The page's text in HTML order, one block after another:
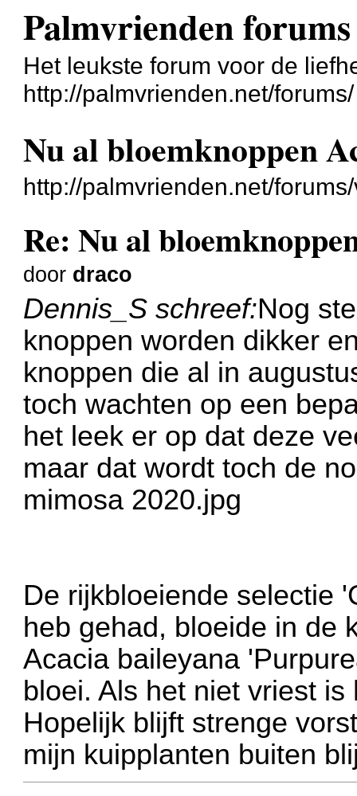
Palmvrienden forums
Het leukste forum voor de
http://palmvrienden.net/forums/
Nu al bloemknoppen
http://palmvrienden.net/
Re: Nu al
door draco
Dennis_S schreef:Nog
knoppen worden dikker
knoppen die al in
toch wachten op een
het leek er op dat deze
maar dat wordt toch de
mimosa 2020.jpg
De rijkbloeiende selectie
heb gehad, bloeide in de
Acacia baileyana
bloei. Als het niet vriest
Hopelijk blijft strenge
mijn kuipplanten buiten